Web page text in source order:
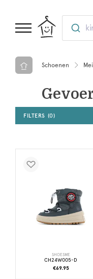
Schoenen
FILTERS 0
SHOESME
CH24W005-D
€69.95